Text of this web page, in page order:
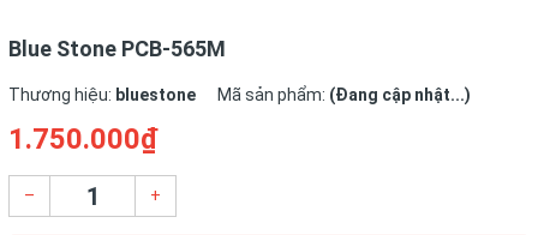
Blue Stone PCB-565M
Thương hiệu: bluestone Mã sản phẩm: (Đang cập nhật...)
1.750.000₫
– +